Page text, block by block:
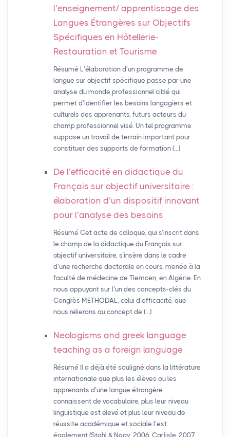
l’enseignement/ apprentissage des
Langues Étrangères sur Objectifs
Spécifiques en Hôtellerie-
Restauration et Tourisme
Résumé L’élaboration d’un programme de
langue sur objectif spécifique passe par une
analyse du monde professionnel ciblé qui
permet d’identifier les besoins langagiers et
culturels des apprenants, futurs acteurs du
champ professionnel visé. Un tel programme
suppose un travail de terrain important pour
constituer des supports de formation (…)
De l’efficacité en didactique du
Français sur objectif universitaire :
élaboration d’un dispositif innovant
pour l’analyse des besoins
Résumé Cet acte de colloque, qui s’inscrit dans
le champ de la didactique du Français sur
objectif universitaire, s’insère dans le cadre
d’une recherche doctorale en cours, menée à la
faculté de médecine de Tlemcen, en Algérie. En
nous appuyant sur l’un des concepts-clés du
Congrès METHODAL, celui d’efficacité, que
nous relierons au concept de (…)
Neologisms and greek language
teaching as a foreign language
Résumé Il a déjà été souligné dans la littérature
internationale que plus les élèves ou les
apprenants d’une langue étrangère
connaissent de vocabulaire, plus leur niveau
linguistique est élevé et plus leur niveau de
réussite académique et sociale l’est
également (Stahl & Nagy, 2006, Carlisle, 2007,